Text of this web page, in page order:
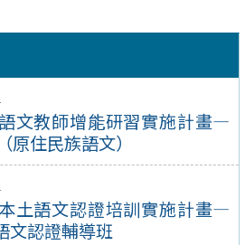
文教師增能研習實施計畫—
住民族語文）
土語文認證培訓實施計畫—
文認證輔導班